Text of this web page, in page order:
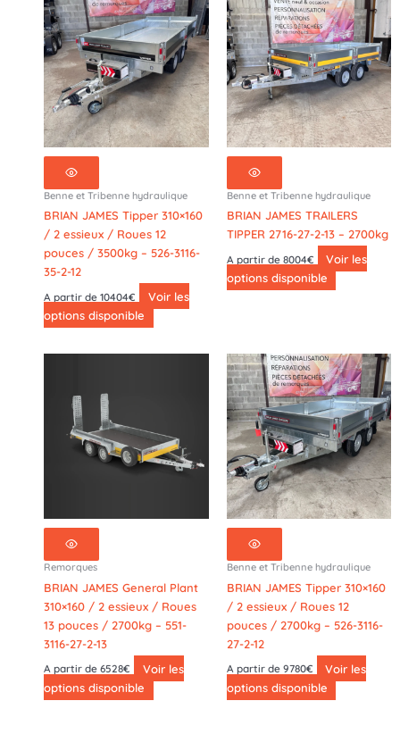
Benne et Tribenne hydraulique
BRIAN JAMES Tipper 310×160
/ 2 essieux / Roues 12
pouces / 3500kg – 526-3116-
35-2-12
A partir de 10404€
Voir les
options disponible
Benne et Tribenne hydraulique
BRIAN JAMES TRAILERS
TIPPER 2716-27-2-13 – 2700kg
A partir de 8004€
Voir les
options disponible
Remorques
BRIAN JAMES General Plant
310×160 / 2 essieux / Roues
13 pouces / 2700kg – 551-
3116-27-2-13
A partir de 6528€
Voir les
options disponible
Benne et Tribenne hydraulique
BRIAN JAMES Tipper 310×160
/ 2 essieux / Roues 12
pouces / 2700kg – 526-3116-
27-2-12
A partir de 9780€
Voir les
options disponible